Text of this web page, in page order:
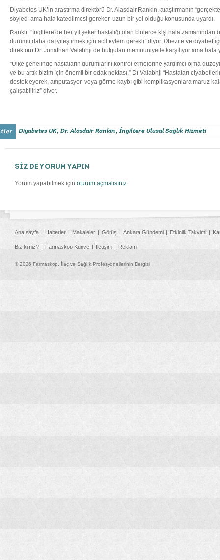
Diyabetes UK’in araştırma direktörü Dr. Alasdair Rankin, araştırmanın
söyledi ama hala katedilmesi gereken uzun bir yol olduğu konusunda uyardı.
Rankin “İngiltere’de her yıl şeker hastalığı olan binlerce kişi hala
durumu daha da iyileştirmek için acil eylem gerekli” diyor. Obezite ve diyabet
direktörü Dr. Jonathan Valabhji de bulguları memnuniyetle karşılıyor ama
“Ülke genelinde hastaların durumlarını kontrol etmelerine yardımcı olma
ve bu artık bizim için önemli bir odak noktası.” Dr Valabhji “Hastaları
destekleyerek, amputasyon veya görme kaybı gibi komplikasyonlara maruz
çalışabiliriz” diyor.
Diyabetes UK, Dr. Alasdair Rankin, İngiltere Ulusal Sağlık Hizmeti
SİZ DE YORUM YAPIN
Yorum yapabilmek için oturum açmalısınız.
Ana sayfa Haberler Makaleler Görüş Ankara Gündemi Etkinlik Takvimi
Biz kimiz? Farmaskop Künye İletişim Reklam
© 2026 Farmaskop, İlaç ve Sağlık Profesyonellerinin Dergisi